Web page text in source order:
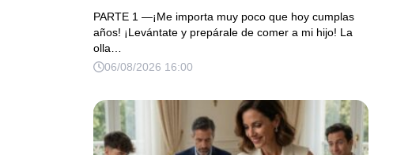
mi suegra antes de lanzar una olla
contra mi cama. Mi esposo regresó
horas después oliendo al perfume de su
amante, seguro de que yo lo perdonaría.
Pero yo ya tenía 3 copias de los estados
de cuenta y una carta que podía dejarlo
sin el hogar que creía suyo.
PARTE 1 —¡Me importa muy poco que hoy cumplas
años! ¡Levántate y prepárale de comer a mi hijo! La
olla…
06/08/2026 16:00